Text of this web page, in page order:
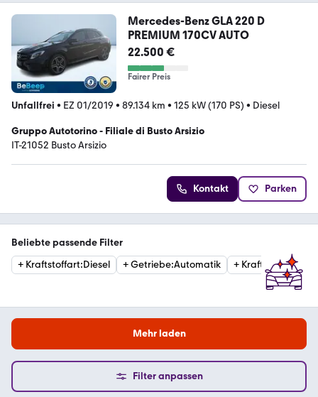
Mercedes-Benz GLA 220 D
PREMIUM 170CV AUTO
22.500 €
Fairer Preis
Unfallfrei • EZ 01/2019 • 89.134 km • 125 kW (170 PS) • Diesel
Gruppo Autotorino - Filiale di Busto Arsizio
IT-21052 Busto Arsizio
Kontakt Parken
Beliebte passende Filter
+ Kraftstoffart:Diesel +Getriebe:Automatik + Kraftstoffart:
Mehr laden
Filter anpassen